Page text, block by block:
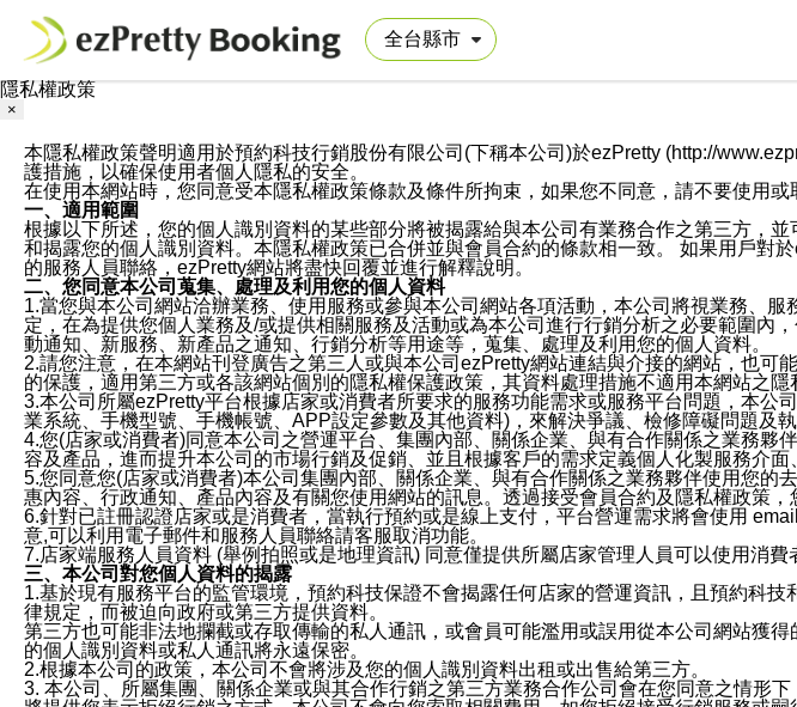
隱私權政策
×
本隱私權政策聲明適用於預約科技行銷股份有限公司(下稱本公司)於ezPretty (http://
護措施，以確保使用者個人隱私的安全。
在使用本網站時，您同意受本隱私權政策條款及條件所拘束，如果您不同意，請不要使用或
一、適用範圍
根據以下所述，您的個人識別資料的某些部分將被揭露給與本公司有業務合作之第三方，
和揭露您的個人識別資料。本隱私權政策已合併並與會員合約的條款相一致。 如果用戶對
的服務人員聯絡，ezPretty網站將盡快回覆並進行解釋說明。
二、您同意本公司蒐集、處理及利用您的個人資料
1.當您與本公司網站洽辦業務、使用服務或參與本公司網站各項活動，本公司將視業務、
定，在為提供您個人業務及/或提供相關服務及活動或為本公司進行行銷分析之必要範圍
動通知、新服務、新產品之通知、行銷分析等用途等，蒐集、處理及利用您的個人資料。
2.請您注意，在本網站刊登廣告之第三人或與本公司ezPretty網站連結與介接的網站，也
的保護，適用第三方或各該網站個別的隱私權保護政策，其資料處理措施不適用本網站之
3.本公司所屬ezPretty平台根據店家或消費者所要求的服務功能需求或服務平台問題，本
業系統、手機型號、手機帳號、APP設定參數及其他資料)，來解決爭議、檢修障礙問題及
4.您(店家或消費者)同意本公司之營運平台、集團內部、關係企業、與有合作關係之業務
容及產品，進而提升本公司的市場行銷及促銷、並且根據客戶的需求定義個人化製服務介
5.您同意您(店家或消費者)本公司集團內部、關係企業、與有合作關係之業務夥伴使用您
惠內容、行政通知、產品內容及有關您使用網站的訊息。透過接受會員合約及隱私權政策
6.針對已註冊認證店家或是消費者，當執行預約或是線上支付，平台營運需求將會使用
意,可以利用電子郵件和服務人員聯絡請客服取消功能。
7.店家端服務人員資料 (舉例拍照或是地理資訊) 同意僅提供所屬店家管理人員可以使用消
三、本公司對您個人資料的揭露
1.基於現有服務平台的監管環境，預約科技保證不會揭露任何店家的營運資訊，且預約科
律規定，而被迫向政府或第三方提供資料。
第三方也可能非法地攔截或存取傳輸的私人通訊，或會員可能濫用或誤用從本公司網站獲
的個人識別資料或私人通訊將永遠保密。
2.根據本公司的政策，本公司不會將涉及您的個人識別資料出租或出售給第三方。
3. 本公司、所屬集團、關係企業或與其合作行銷之第三方業務合作公司會在您同意之情形